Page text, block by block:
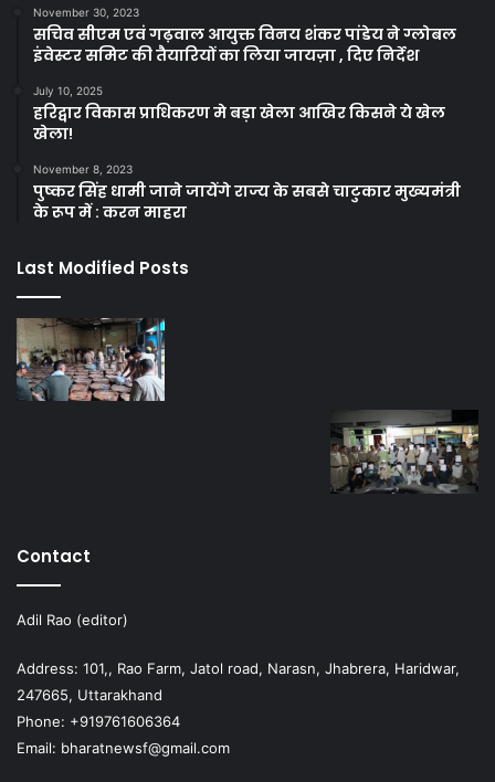
November 30, 2023
सचिव सीएम एवं गढ़वाल आयुक्त विनय शंकर पांडेय ने ग्लोबल
इंवेस्टर समिट की तैयारियों का लिया जायज़ा , दिए निर्देश
July 10, 2025
हरिद्वार विकास प्राधिकरण मे बड़ा खेला आखिर किसने ये खेल
खेला!
November 8, 2023
पुष्कर सिंह धामी जाने जायेंगे राज्य के सबसे चाटुकार मुख्यमंत्री
के रूप में : करन माहरा
Last Modified Posts
Contact
Adil Rao (editor)
Address: 101,, Rao Farm, Jatol road, Narasn, Jhabrera, Haridwar,
247665, Uttarakhand
Phone: +919761606364
Email: bharatnewsf@gmail.com